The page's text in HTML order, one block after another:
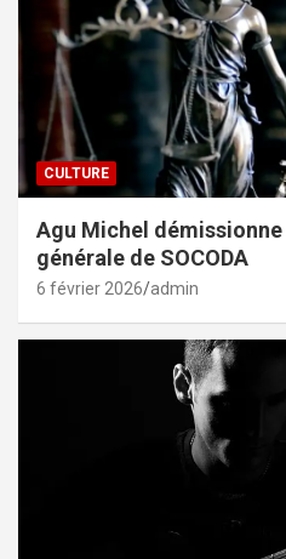
CULTURE
Agu Michel
générale de SOCODA
6 février 2026 admin